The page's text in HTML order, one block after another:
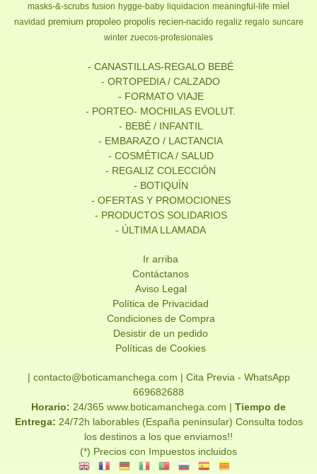
masks-&-scrubs fusion hygge-baby liquidacion meaningful-life miel
navidad premium propoleo propolis recien-nacido regaliz regalo suncare
winter zuecos-profesionales
- CANASTILLAS-REGALO BEBÉ
- ORTOPEDIA / CALZADO
- FORMATO VIAJE
- PORTEO- MOCHILAS EVOLUT.
- BEBÉ / INFANTIL
- EMBARAZO / LACTANCIA
- COSMÉTICA / SALUD
- REGALIZ COLECCIÓN
- BOTIQUÍN
- OFERTAS Y PROMOCIONES
- PRODUCTOS SOLIDARIOS
- ÚLTIMA LLAMADA
Ir arriba
Contáctanos
Aviso Legal
Política de Privacidad
Condiciones de Compra
Desistir de un pedido
Políticas de Cookies
| contacto@boticamanchega.com | Cita Previa - WhatsApp
669682688
Horario: 24/365 www.boticamanchega.com | Tiempo de
Entrega: 24/72h laborables (España peninsular) Consulta todos
los destinos a los que enviamos!!
(*) Precios con Impuestos incluidos